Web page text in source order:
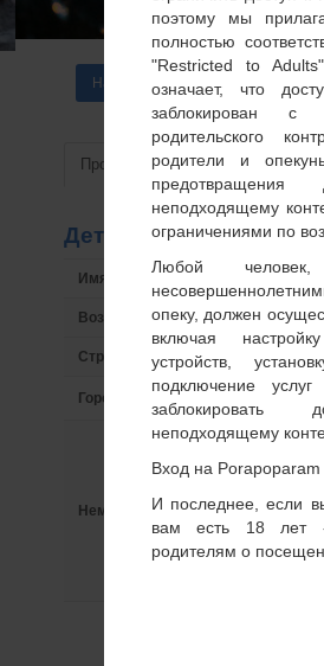
поэтому мы
полностью
"Restricted to
означает, что
заблокирован с
родительского
родители и
предотвращения
неподходящему
ограничениями по
Любой
опеку, должен
включая
устройств,
подключение
заблокировать
неподходящему
Вход на
И последнее, если
вам есть 18 лет
родителям о
Написать сообщение
Просмотр
Детали анкеты
Имя на сайте
Возраст
Страна
Город
Немного о себе: